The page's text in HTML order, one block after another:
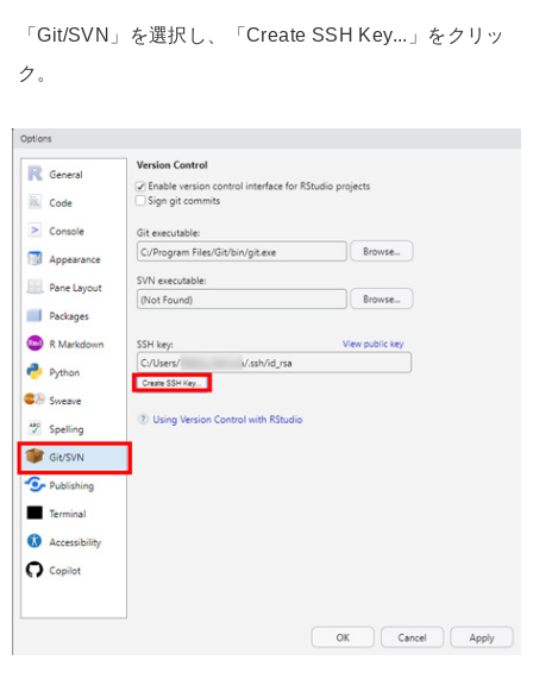
「Git/SVN」を選択し、「Create SSH Key...」をクリッ
ク。